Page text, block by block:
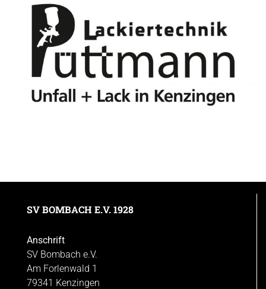
SV BOMBACH E.V. 1928
Anschrift
SV Bombach e.V.
Am Forlenwald 1
79341 Kenzingen